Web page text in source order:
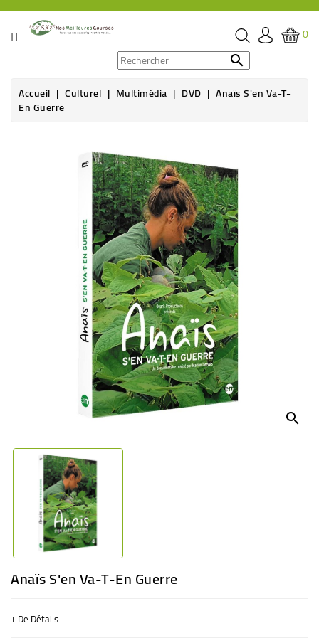
CATÉGORIE
ÉPICERIE
0

Accueil Culturel Multimédia DVD Anaïs S'en Va-T-
En Guerre
search
Anaïs S'en Va-T-En Guerre
+ De Détails